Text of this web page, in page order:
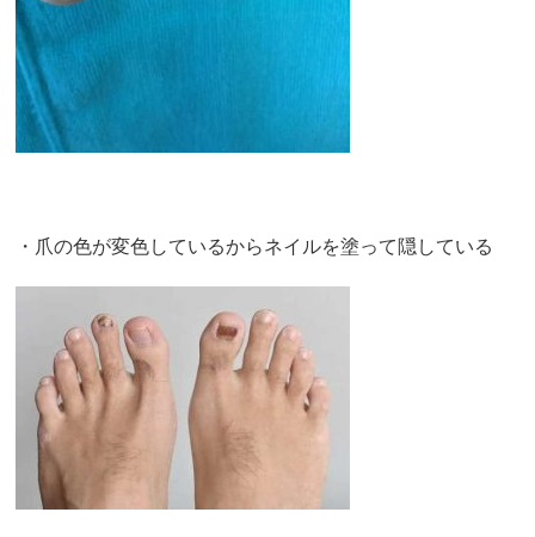
・爪の色が変色しているからネイルを塗って隠している